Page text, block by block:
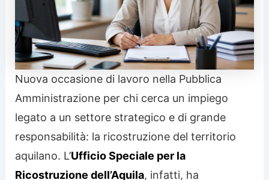
Nuova occasione di lavoro nella Pubblica
Amministrazione per chi cerca un impiego
legato a un settore strategico e di grande
responsabilità: la ricostruzione del territorio
aquilano. L’Ufficio Speciale per la
Ricostruzione dell’Aquila, infatti, ha